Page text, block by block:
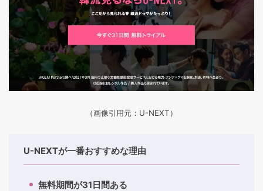
（画像引用元：U-NEXT）
U-NEXTが一番おすすめな理由
無料期間が31日間ある